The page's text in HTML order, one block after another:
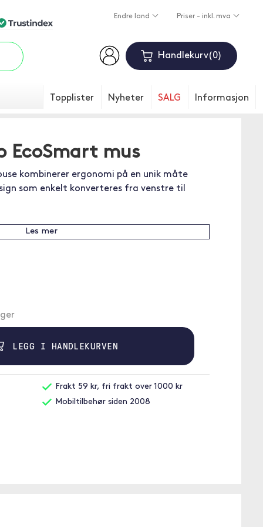
Endre land Priser - inkl. mva
Handlekurv 0
Topplister Nyheter SALG Informasjon
EcoSmart mus
kombinerer ergonomi på en unik måte
som enkelt konverteres fra venstre til
Les mer
LEGG I HANDLEKURVEN
Frakt 59 kr, fri frakt over 1000 kr
Mobiltilbehør siden 2008